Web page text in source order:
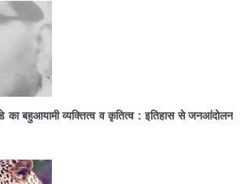
का बहुआयामी व्यक्तित्व व कृतित्व : इतिहास से जनआंदोलन